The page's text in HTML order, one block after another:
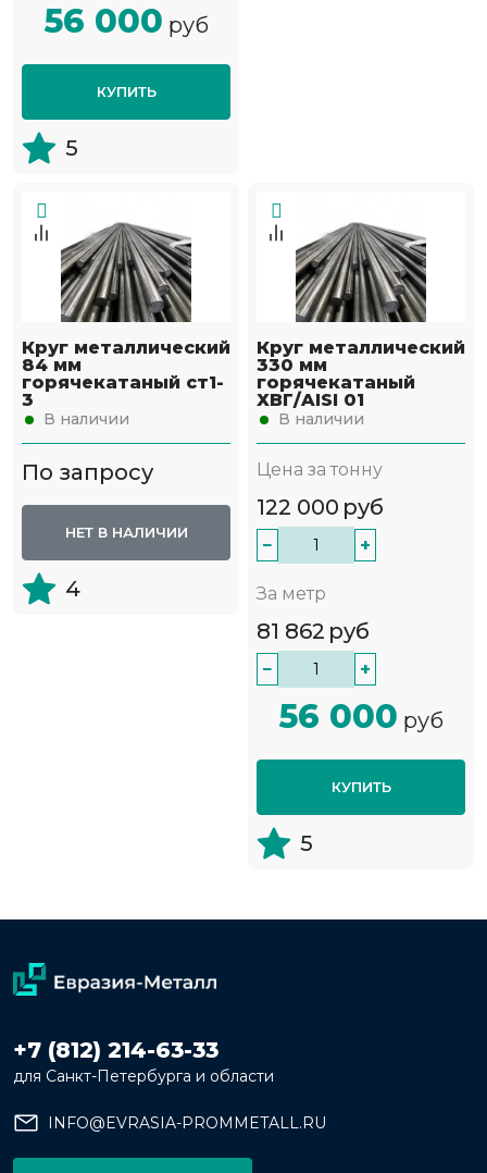
56 000 руб
КУПИТЬ
5
Круг металлический
84 мм
горячекатаный ст1-
3
В наличии
По запросу
НЕТ В НАЛИЧИИ
4
Круг металлический
330 мм
горячекатаный
ХВГ/AISI 01
В наличии
Цена за тонну
122 000 руб
− +
За метр
81 862 руб
− +
56 000 руб
КУПИТЬ
5
+7 (812) 214-63-33
для Санкт-Петербурга и области
INFO@EVRASIA-PROMMETALL.RU